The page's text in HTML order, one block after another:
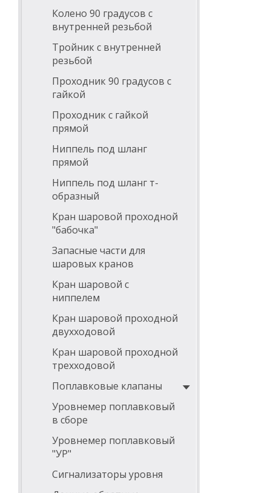
Колено 90 градусов с
внутренней резьбой
Тройник с внутренней
резьбой
Проходник 90 градусов с
гайкой
Проходник с гайкой
прямой
Ниппель под шланг
прямой
Ниппель под шланг т-
образный
Кран шаровой проходной
"бабочка"
Запасные части для
шаровых кранов
Кран шаровой с
ниппелем
Кран шаровой проходной
двухходовой
Кран шаровой проходной
трехходовой
Поплавковые клапаны
Уровнемер поплавковый
в сборе
Уровнемер поплавковый
"УР"
Сигнализаторы уровня